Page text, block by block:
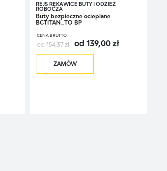
REJS RĘKAWICE BUTY I ODZIEŻ
ROBOCZA
Buty bezpieczne ocieplane
BCTITAN_TO BP
CENA BRUTTO
od 154,37 zł od 139,00 zł
ZAMÓW